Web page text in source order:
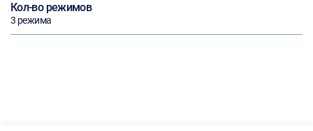
Кол-во режимов
3 режима